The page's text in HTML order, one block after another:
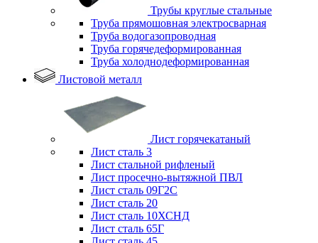
Трубы круглые стальные
Труба прямошовная электросварная
Труба водогазопроводная
Труба горячедеформированная
Труба холоднодеформированная
Листовой металл
Лист горячекатаный
Лист сталь 3
Лист стальной рифленый
Лист просечно-вытяжной ПВЛ
Лист сталь 09Г2С
Лист сталь 20
Лист сталь 10ХСНД
Лист сталь 65Г